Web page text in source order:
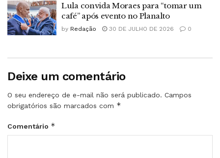
Lula convida Moraes para “tomar um
café” após evento no Planalto
by Redação 30 DE JULHO DE 2026 0
Deixe um comentário
O seu endereço de e-mail não será publicado. Campos
obrigatórios são marcados com *
Comentário *